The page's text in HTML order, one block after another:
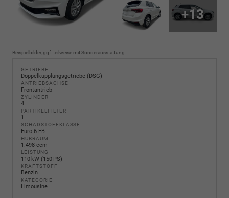
+13
Beispielbilder, ggf. teilweise mit Sonderausstattung
GETRIEBE
Doppelkupplungsgetriebe (DSG)
ANTRIEBSACHSE
Frontantrieb
ZYLINDER
4
PARTIKELFILTER
1
SCHADSTOFFKLASSE
Euro 6 EB
HUBRAUM
1.498 ccm
LEISTUNG
110 kW (150 PS)
KRAFTSTOFF
Benzin
KATEGORIE
Limousine